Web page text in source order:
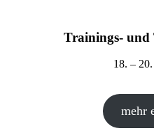
Trainings- und
18. –
mehr